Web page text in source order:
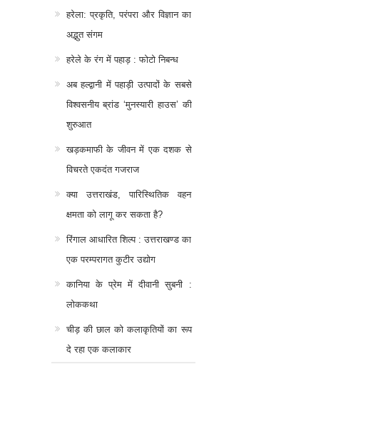
हरेला: प्रकृति, परंपरा और विज्ञान का
अद्भुत संगम
हरेले के रंग में पहाड़ : फोटो निबन्ध
अब हल्द्वानी में पहाड़ी उत्पादों के सबसे
विश्वसनीय ब्रांड ‘मुनस्यारी हाउस’ की
शुरुआत
खड़कमाफी के जीवन में एक दशक से
विचरते एकदंत गजराज
क्या उत्तराखंड, पारिस्थितिक वहन
क्षमता को लागू कर सकता है?
रिंगाल आधारित शिल्प : उत्तराखण्ड का
एक परम्परागत कुटीर उद्योग
कानिया के प्रेम में दीवानी सुबनी :
लोककथा
चीड़ की छाल को कलाकृतियों का रूप
दे रहा एक कलाकार